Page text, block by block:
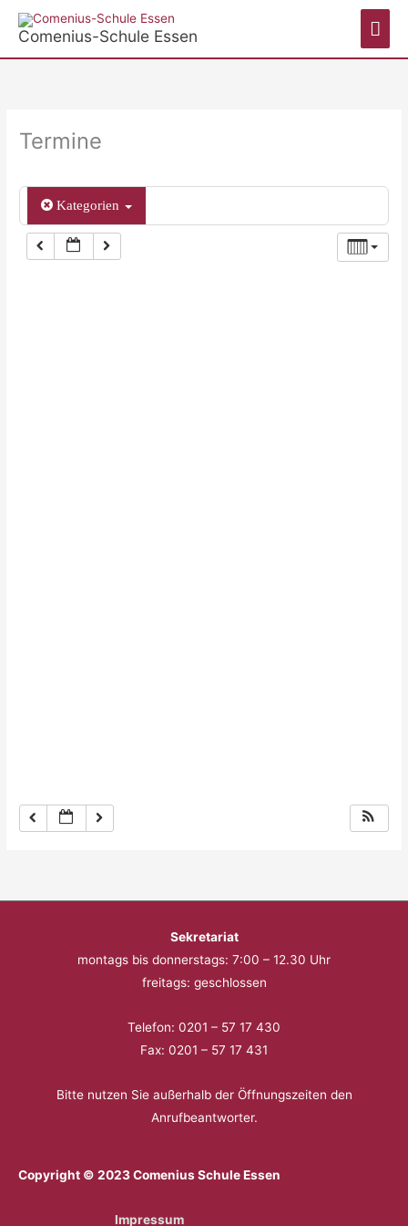
InhaltComenius-Schule Essen
Termine
Kategorien
Sekretariat
montags bis donnerstags: 7:00 – 12.30 Uhr
freitags: geschlossen
Telefon: 0201 – 57 17 430
Fax: 0201 – 57 17 431
Bitte nutzen Sie außerhalb der Öffnungszeiten den
Anrufbeantworter.
Copyright © 2023 Comenius Schule Essen
Impressum